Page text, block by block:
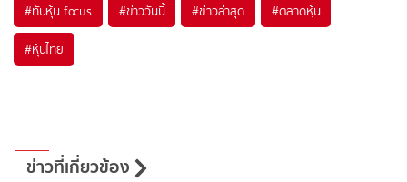
#ทันหุ้น focus #ข่าววันนี้ #ข่าวล่าสุด #ตลาดหุ้น
#หุ้นไทย
ข่าวที่เกี่ยวข้อง